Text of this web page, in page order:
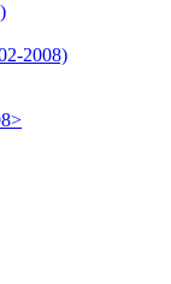
2008)